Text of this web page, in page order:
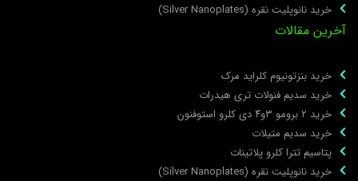
خرید نانوپلیت نقره (Silver Nanoplates)
مقالات
خرید بنزتونیوم کلراید مرک
خرید سدیم فنولات تری هیدرات
خرید ۲ برومو ۳و۴ دی‌ کلرو استوفنون
خرید سدیم متیلات
پتاسیم تترا کلرو پلاتینات
خرید نانوپلیت نقره (Silver Nanoplates)